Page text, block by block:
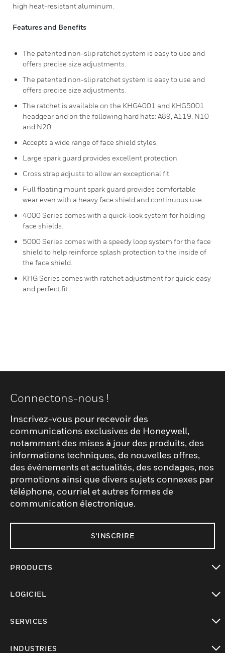
high heat-resistant aluminum.
Features and Benefits
The patented non-slip ratchet system is easy to use and
offers precise size adjustments.
The patented non-slip ratchet system is easy to use and
offers precise size adjustments.
The ratchet is available on the KHG4001 and KHG5001
headgear and on the following hard hats: A89, A119, N10
and N20
Accepts a wide range of face shield styles.
Large spark guard provides excellent protection.
Cross strap adjusts to allow an exceptional fit.
Full floating mount spark guard provides comfortable
wear even with a heavy face shield and continuous use.
4000 Series comes with a quick-look system for holding
face shields.
5000 Series comes with a speedy loop system for the face
shield to help reinforce splash protection to the inside of
the face shield.
KHG Series comes with ratchet adjustment for quick: easy
and perfect fit.
Connectons-nous !
Inscrivez-vous pour recevoir des
communications exclusives de Honeywell,
notamment des mises à jour des produits, des
informations techniques, de nouvelles offres,
des événements et actualités, des sondages, nos
promotions ainsi que divers sujets connexes par
téléphone, courriel et autres formes de
communication électronique.
S'INSCRIRE
PRODUCTS
LOGICIEL
SERVICES
INDUSTRIES